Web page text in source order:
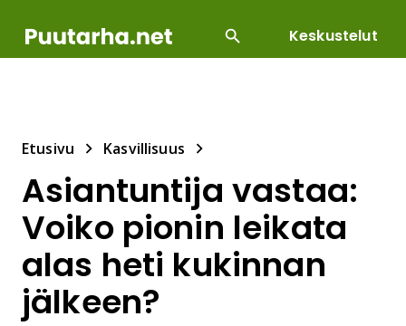
Keskustelut
Etusivu Kasvillisuus
Asiantuntija vastaa:
Voiko pionin leikata
alas heti kukinnan
jälkeen?